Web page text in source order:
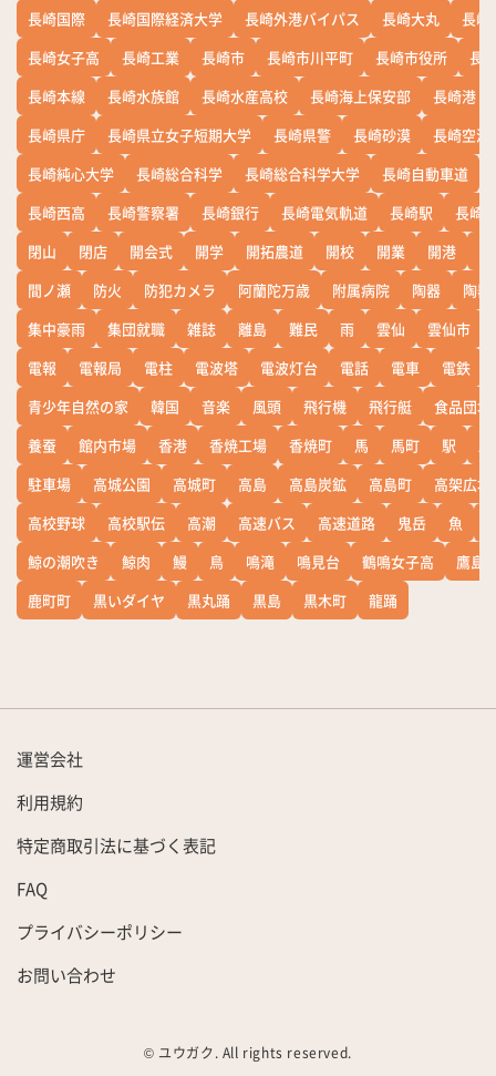
長崎国際
長崎国際経済大学 長崎外港バイパス 長崎大丸
長崎
長崎女子高
長崎工業 長崎市 長崎市川平町 長崎市役所
長
長崎本線
長崎水族館 長崎水産高校 長崎海上保安部
長崎港
長崎県庁
長崎県立女子短期大学 長崎県警 長崎砂漠
長崎空港
長崎純心大学
長崎総合科学 長崎総合科学大学 長崎自動車道
長崎西高
長崎警察署 長崎銀行 長崎電気軌道 長崎駅
長崎
閉山
閉店 開会式 開学 開拓農道 開校 開業 開港
間ノ瀬
防火 防犯カメラ 阿蘭陀万歳 附属病院 陶器
陶器
集中豪雨
集団就職 雑誌 離島 難民 雨 雲仙 雲仙市
電報
電報局 電柱 電波塔 電波灯台 電話 電車 電鉄
青少年自然の家
韓国 音楽 風頭 飛行機 飛行艇
食品団地
養蚕
館内市場 香港 香焼工場 香焼町 馬 馬町 駅
駐車場
高城公園 高城町 高島 高島炭鉱 高島町
高架広場
高校野球
高校駅伝 高潮 高速バス 高速道路 鬼岳 魚
鯨の潮吹き
鯨肉 鰻 鳥 鳴滝 鳴見台 鶴鳴女子高
鷹島
鹿町町
黒いダイヤ 黒丸踊 黒島 黒木町 龍踊
運営会社
利用規約
特定商取引法に基づく表記
FAQ
プライバシーポリシー
お問い合わせ
© ユウガク. All rights reserved.